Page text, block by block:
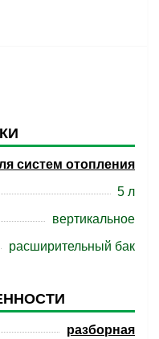
систем отопления
5 л
вертикальное
расширительный бак
разборная